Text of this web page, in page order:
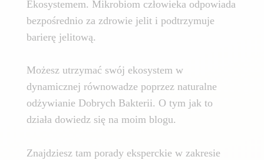
Ekosystemem. Mikrobiom człowieka odpowiada
bezpośrednio za zdrowie jelit i podtrzymuje
barierę jelitową.
Możesz utrzymać swój ekosystem w
dynamicznej równowadze poprzez naturalne
odżywianie Dobrych Bakterii. O tym jak to
działa dowiedz się na moim blogu.
Znajdziesz tam porady eksperckie w zakresie